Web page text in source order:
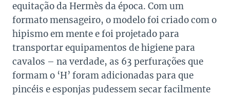
equitação da Hermès da época. Com um
formato mensageiro, o modelo foi criado com o
hipismo em mente e foi projetado para
transportar equipamentos de higiene para
cavalos – na verdade, as 63 perfurações que
formam o ‘H’ foram adicionadas para que
pincéis e esponjas pudessem secar facilmente